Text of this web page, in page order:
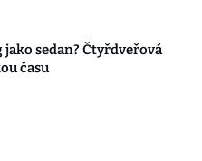
jako sedan? Čtyřdveřová
času